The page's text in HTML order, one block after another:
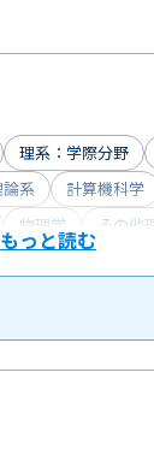
理系：学際分野
論系
計算機科学
物理学
その他
もっと読む